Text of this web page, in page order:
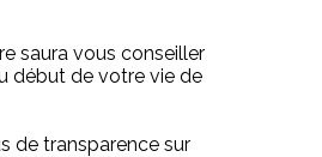
saura vous conseiller
début de votre vie de
de transparence sur